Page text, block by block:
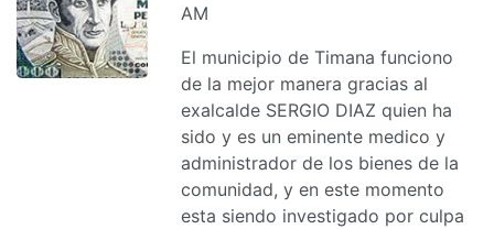
AM
El municipio de Timana funciono
de la mejor manera gracias al
exalcalde SERGIO DIAZ quien ha
sido y es un eminente medico y
administrador de los bienes de la
comunidad, y en este momento
esta siendo investigado por culpa